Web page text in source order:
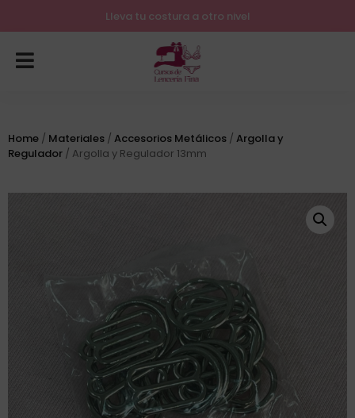
Lleva tu costura a otro nivel
Home / Materiales / Accesorios Metálicos / Argolla y
Regulador / Argolla y Regulador 13mm